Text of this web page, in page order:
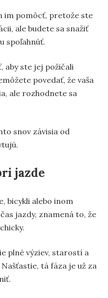
im pomôcť, pretože ste
ale budete sa snažiť
spoľahnúť.
aby ste jej požičali
povedať, že vaša
ale rozhodnete sa
snov závisia od
jazde
bicykli alebo inom
jazdy, znamená to, že
plné výziev, starostí a
tá fáza je už za